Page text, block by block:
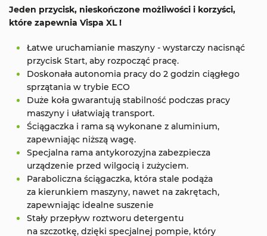
Jeden przycisk, nieskończone możliwości i korzyści,
które zapewnia Vispa XL !
Łatwe uruchamianie maszyny - wystarczy nacisnąć
przycisk Start, aby rozpocząć pracę.
Doskonała autonomia pracy do 2 godzin ciągłego
sprzątania w trybie ECO
Duże koła gwarantują stabilność podczas pracy
maszyny i ułatwiają transport.
Ściągaczka i rama są wykonane z aluminium,
zapewniając niższą wagę.
Specjalna rama antykorozyjna zabezpiecza
urządzenie przed wilgocią i zużyciem.
Paraboliczna ściągaczka, która stale podąża
za kierunkiem maszyny, nawet na zakrętach,
zapewniając idealne suszenie
Stały przepływ roztworu detergentu
na szczotkę, dzięki specjalnej pompie, który